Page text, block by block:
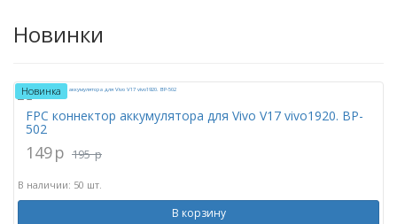
Новинки
Новинка
FPC коннектор аккумулятора для Vivo V17 vivo1920. BP-
502
149p 195 p
В наличии: 50 шт.
В корзину